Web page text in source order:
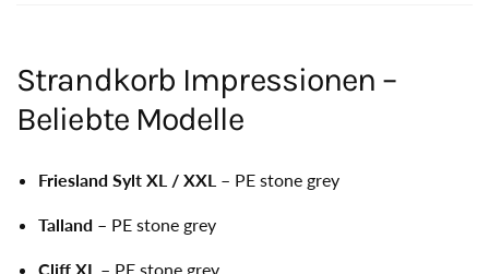
Strandkorb Impressionen –
Beliebte Modelle
Friesland Sylt XL / XXL – PE stone grey
Talland – PE stone grey
Cliff XL – PE stone grey